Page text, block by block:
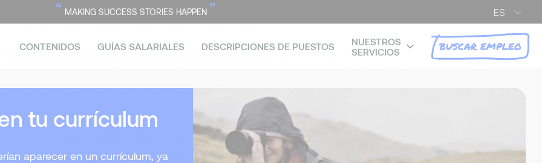
ES
“ MAKING SUCCESS STORIES HAPPEN ”
CONTENIDOS GUÍAS SALARIALES DESCRIPCIONES DE PUESTOS
NUESTROS
SERVICIOS
BUSCAR EMPLEO
tu currículum
aparecer en un currículum, ya